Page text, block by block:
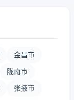
金昌市
陇南市
张掖市